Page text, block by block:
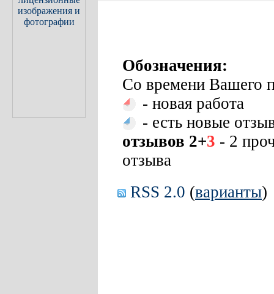
Обозначения:
Со времени Вашего
- новая работа
- есть новые
отзывов 2+3 - 2
отзыва
RSS 2.0 (варианты)